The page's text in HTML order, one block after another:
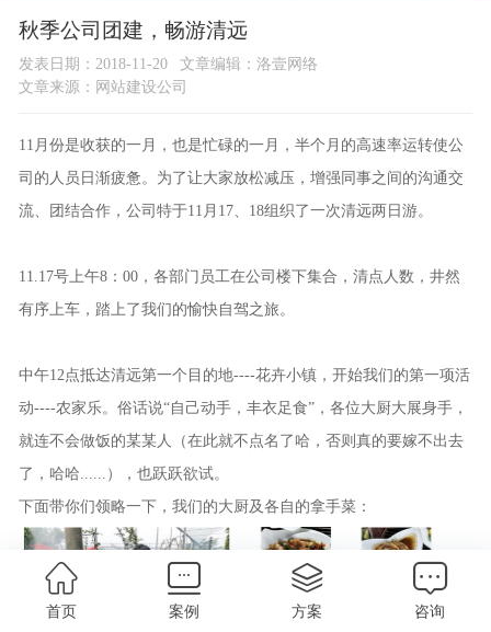
秋季公司团建，畅游清远
发表日期：2018-11-20
文章编辑：洛壹网络
文章来源： 网站建设公司
11月份是收获的一月，也是忙碌的一月，半个月的高速率运转使公
司的人员日渐疲惫。为了让大家放松减压，增强同事之间的沟通交
流、团结合作，公司特于11月17、18组织了一次清远两日游。
11.17号上午8：00，各部门员工在公司楼下集合，清点人数，井然
有序上车，踏上了我们的愉快自驾之旅。
中午12点抵达清远第一个目的地----花卉小镇，开始我们的第一项活
动----农家乐。俗话说“自己动手，丰衣足食”，各位大厨大展身手，
就连不会做饭的某某人（在此就不点名了哈，否则真的要嫁不出去
了，哈哈......），也跃跃欲试。
下面带你们领略一下，我们的大厨及各自的拿手菜：
首页 案例 方案 咨询